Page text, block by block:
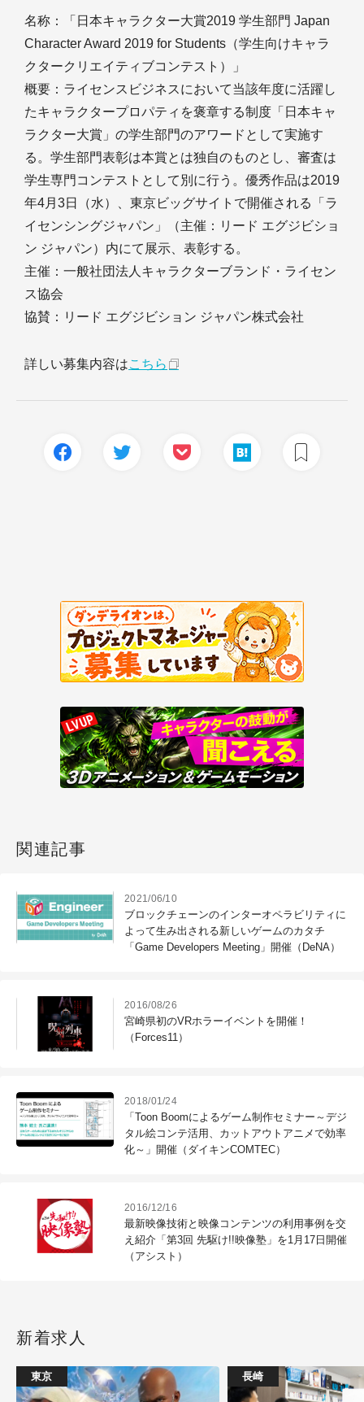
名称：「日本キャラクター大賞2019 学生部門 Japan
Character Award 2019 for Students（学生向けキャラ
クタークリエイティブコンテスト）​」
概要：ライセンスビジネスにおいて当該年度に活躍し
たキャラクタープロパティを褒章する制度「日本キャ
ラクター大賞」の学生部門のアワードとして実施す
る。学生部門表彰は本賞とは独自のものとし、審査は
学生専門コンテストとして別に行う。優秀作品は2019
年4月3日（水）、東京ビッグサイトで開催される「ラ
イセンシングジャパン」（主催：リード エグジビショ
ン ジャパン）内にて展示、表彰する。
主催：一般社団法人キャラクターブランド・ライセン
ス協会
協賛：リード エグジビション ジャパン株式会社
詳しい募集内容はこちら
関連記事
2021/06/10
ブロックチェーンのインターオペラビリティに
よって生み出される新しいゲームのカタチ
「Game Developers Meeting」開催（DeNA）
2016/08/26
宮崎県初のVRホラーイベントを開催！
（Forces11）
2018/01/24
「Toon Boomによるゲーム制作セミナー～デジ
タル絵コンテ活用、カットアウトアニメで効率
化～」開催（ダイキンCOMTEC）
2016/12/16
最新映像技術と映像コンテンツの利用事例を交
え紹介「第3回 先駆け!!映像塾」を1月17日開催
（アシスト）
新着求人
東京 長崎